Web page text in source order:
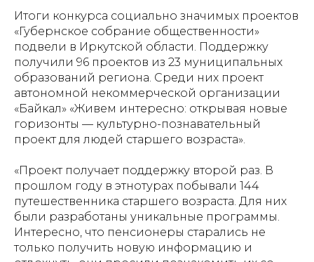
Итоги конкурса социально значимых проектов
«Губернское собрание общественности»
подвели в Иркутской области. Поддержку
получили 96 проектов из 23 муниципальных
образований региона. Среди них проект
автономной некоммерческой организации
«Байкал» «Живем интересно: открывая новые
горизонты — культурно-познавательный
проект для людей старшего возраста».
«Проект получает поддержку второй раз. В
прошлом году в этнотурах побывали 144
путешественника старшего возраста. Для них
были разработаны уникальные программы.
Интересно, что пенсионеры старались не
только получить новую информацию и